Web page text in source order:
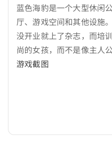
蓝色海豹是一个大型休闲
厅、游戏空间和其他设施
没开业就上了杂志，而培
尚的女孩，而不是像主人
游戏截图